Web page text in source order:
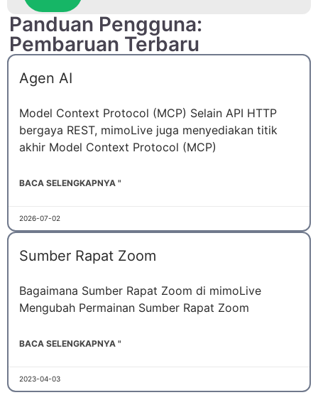
Panduan Pengguna:
Pembaruan Terbaru
Agen AI
Model Context Protocol (MCP) Selain API HTTP
bergaya REST, mimoLive juga menyediakan titik
akhir Model Context Protocol (MCP)
BACA SELENGKAPNYA "
2026-07-02
Sumber Rapat Zoom
Bagaimana Sumber Rapat Zoom di mimoLive
Mengubah Permainan Sumber Rapat Zoom
BACA SELENGKAPNYA "
2023-04-03